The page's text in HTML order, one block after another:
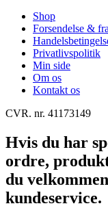
Shop
Forsendelse &
Privatlivspolitik
Min side
Om os
Kontakt os
CVR. nr. 41173149
Hvis du har
ordre,
du
kundeservice.